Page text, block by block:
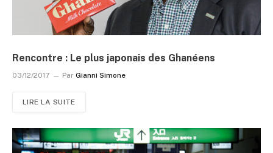
Rencontre : Le plus japonais des Ghanéens
03/12/2017 Par Gianni Simone
LIRE LA SUITE